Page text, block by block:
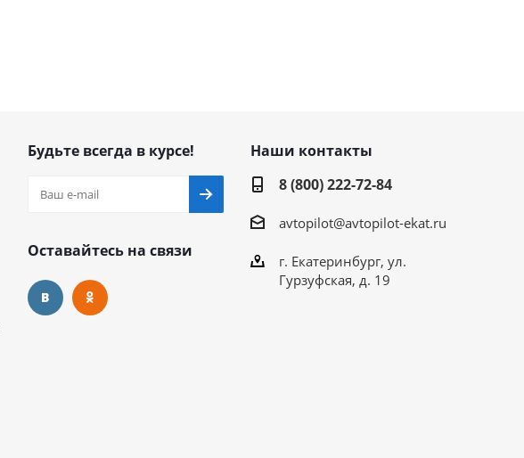
Будьте всегда в курсе!
Оставайтесь на связи
Наши контакты
8 (800) 222-72-84
avtopilot@avtopilot-ekat.ru
г. Екатеринбург, ул.
Гурзуфская, д. 19